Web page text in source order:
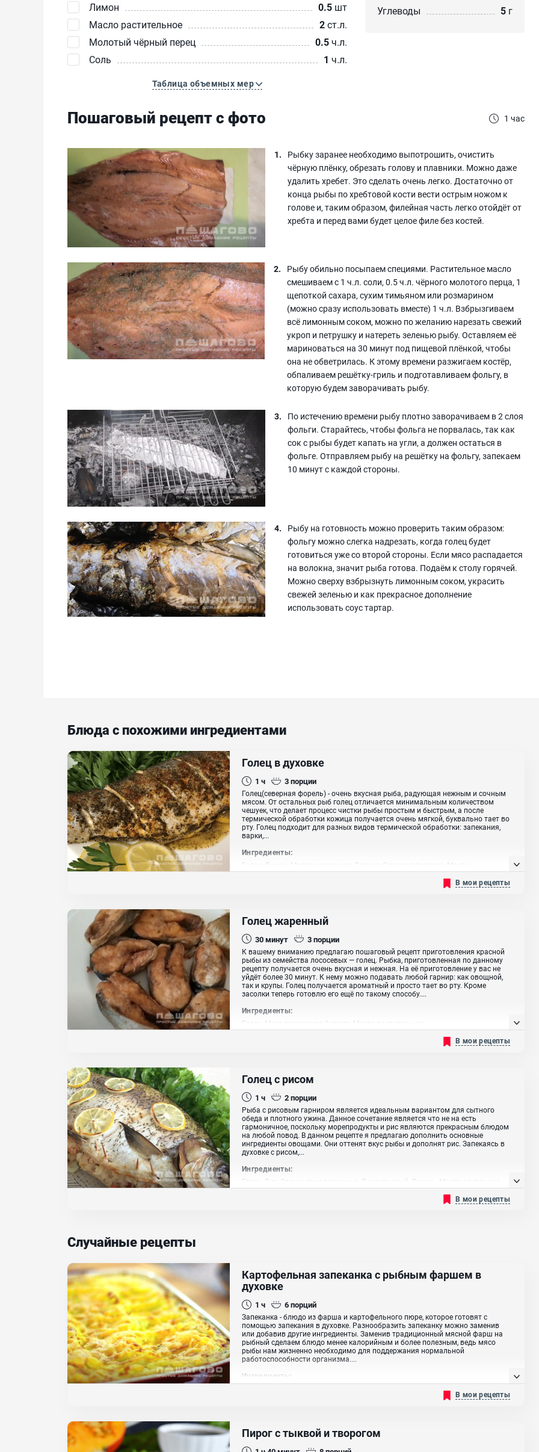
Лимон
0.5 шт
Масло растительное
2ст.л.
Молотый чёрный перец
0.5ч.л.
Соль
1 ч.л.
Таблица объемных мер
Углеводы
5 г
Пошаговый рецепт с фото 1 час
Рыбку заранее необходимо выпотрошить, очистить
чёрную плёнку, обрезать голову и плавники. Можно даже
удалить хребет. Это сделать очень легко. Достаточно от
конца рыбы по хребтовой кости вести острым ножом к
голове и, таким образом, филейная часть легко отойдёт от
хребта и перед вами будет целое филе без костей.
Рыбу обильно посыпаем специями. Растительное масло
смешиваем с 1 ч.л. соли, 0.5 ч.л. чёрного молотого перца, 1
щепоткой сахара, сухим тимьяном или розмарином
(можно сразу использовать вместе) 1 ч.л. Взбрызгиваем
всё лимонным соком, можно по желанию нарезать свежий
укроп и петрушку и натереть зеленью рыбу. Оставляем её
мариноваться на 30 минут под пищевой плёнкой, чтобы
она не обветрилась. К этому времени разжигаем костёр,
обпаливаем решётку-гриль и подготавливаем фольгу, в
которую будем заворачивать рыбу.
По истечению времени рыбу плотно заворачиваем в 2 слоя
фольги. Старайтесь, чтобы фольга не порвалась, так как
сок с рыбы будет капать на угли, а должен остаться в
фольге. Отправляем рыбу на решётку на фольгу, запекаем
10 минут с каждой стороны.
Рыбу на готовность можно проверить таким образом:
фольгу можно слегка надрезать, когда голец будет
готовиться уже со второй стороны. Если мясо распадается
на волокна, значит рыба готова. Подаём к столу горячей.
Можно сверху взбрызнуть лимонным соком, украсить
свежей зеленью и как прекрасное дополнение
использовать соус тартар.
Блюда с похожими ингредиентами
Голец в духовке
1 ч 3порции
Голец(северная форель) - очень вкусная рыба, радующая нежным и сочным
мясом. От остальных рыб голец отличается минимальным количеством
чешуек, что делает процесс чистки рыбы простым и быстрым, а после
термической обработки кожица получается очень мягкой, буквально тает во
рту. Голец подходит для разных видов термической обработки: запекания,
варки,...
Ингредиенты:
Голец, Лимон, Масло сливочное, Специи, Сушеная паприка, Масло
В мои рецепты
Голец жаренный
30минут 3порции
К вашему вниманию предлагаю пошаговый рецепт приготовления красной
рыбы из семейства лососевых — голец. Рыбка, приготовленная по данному
рецепту получается очень вкусная и нежная. На её приготовление у вас не
уйдёт более 30 минут. К нему можно подавать любой гарнир: как овощной,
так и крупы. Голец получается ароматный и просто тает во рту. Кроме
засолки теперь готовлю его ещё по такому способу....
Ингредиенты:
Голец, Мука пшеничная II сорта, Масло растительное
В мои рецепты
Голец с рисом
1 ч 2порции
Рыба с рисовым гарниром является идеальным вариантом для сытного
обеда и плотного ужина. Данное сочетание является что не на есть
гармоничное, поскольку морепродукты и рис являются прекрасным блюдом
на любой повод. В данном рецепте я предлагаю дополнить основные
ингредиенты овощами. Они оттенят вкус рыбы и дополнят рис. Запекаясь в
духовке с рисом,...
Ингредиенты:
Голец, Рис, Овощи замороженные, Лук репчатый, Лимон , Масло сливочное,
В мои рецепты
Случайные рецепты
Картофельная запеканка с рыбным фаршем в
духовке
1 ч 6порций
Запеканка - блюдо из фарша и картофельного пюре, которое готовят с
помощью запекания в духовке. Разнообразить запеканку можно заменив
или добавив другие ингредиенты. Заменив традиционный мясной фарш на
рыбный сделаем блюдо менее калорийным и более полезным, ведь мясо
рыбы нам жизненно необходимо для поддержания нормальной
работоспособности организма....
Ингредиенты:
Яйцо куриное, Картофель, Рыбный фарш, Лук репчатый, Морковь , Чеснок
В мои рецепты
Пирог с тыквой и творогом